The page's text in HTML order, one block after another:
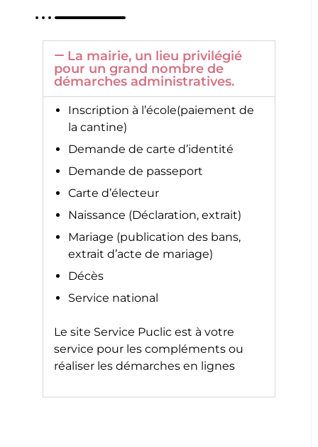
La mairie, un lieu privilégié
pour un grand nombre de
démarches administratives.
Inscription à l’école(paiement de
la cantine)
Demande de carte d’identité
Demande de passeport
Carte d’électeur
Naissance (Déclaration, extrait)
Mariage (publication des bans,
extrait d’acte de mariage)
Décès
Service national
Le site Service Puclic est à votre
service pour les compléments ou
réaliser les démarches en lignes